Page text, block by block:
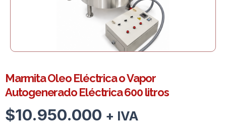
Marmita Oleo Eléctrica o Vapor
Autogenerado Eléctrica 600 litros
$10.950.000 + IVA